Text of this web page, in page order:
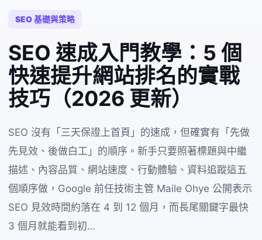
SEO 基礎與策略
SEO 速成入門教學：5 個
快速提升網站排名的實戰
技巧（2026 更新）
SEO 沒有「三天保證上首頁」的速成，但確實有「先做
先見效、後做白工」的順序。新手只要照著標題與中繼
描述、內容品質、網站速度、行動體驗、資料追蹤這五
個順序做，Google 前任技術主管 Maile Ohye 公開表示
SEO 見效時間約落在 4 到 12 個月，而長尾關鍵字最快
3 個月就能看到初…